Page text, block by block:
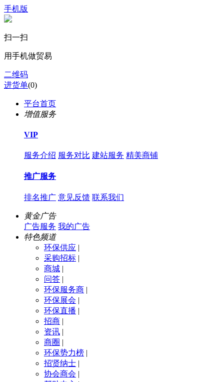
手机版
扫一扫
用手机做贸易
二维码
进货单(0)
平台首页
增值服务
VIP
服务介绍 服务对比 建站服务 精美商铺
推广服务
排名推广 意见反馈 联系我们
黄金广告
广告服务 我的广告
特色频道
环保供应 |
采购招标 |
商城 |
问答 |
环保服务商 |
环保展会 |
环保直播 |
招商 |
资讯 |
商圈 |
环保势力榜 |
招贤纳士 |
协会商会 |